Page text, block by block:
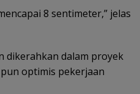
8 sentimeter,” jelas
dikerahkan dalam proyek
optimis pekerjaan